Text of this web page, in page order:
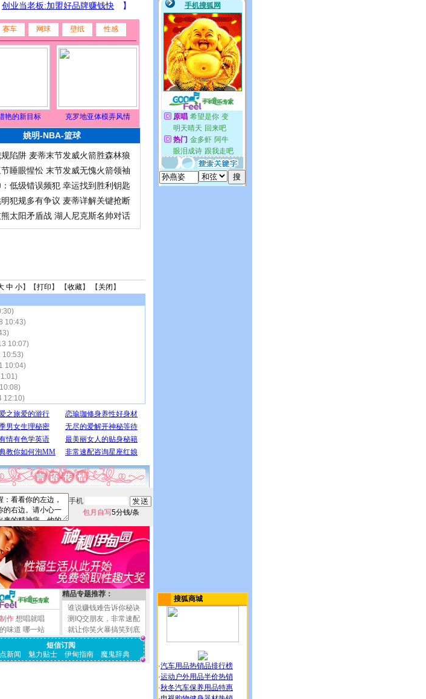
赛车 网球 壁纸 性感
艳的新目标 克罗地亚体模弄风情
姚明-NBA-篮球
陷阱 麦蒂末节发威火箭胜森林狼
睡眼惺忪 末节发威无愧火箭领袖
低级错误频犯 幸运找到胜利钥匙
犯规多有争议 麦蒂详解关键抢断
太阳矛盾战 湖人尼克斯名帅对话
中 小】【打印 】 【收藏】 【 关闭 】
10:43)
10:07)
10:53)
10:04)
12:10)
手机
包月自写5分钱/条
作 想唱就唱
味道 哪一站
精品专题推荐：
谁说赚钱难告诉你秘诀
测IQ交朋友，非常速配
就让你笑火暴搞笑到底
短信订阅
新闻
魅力贴士 伊甸指南 魔鬼辞典
搜狐商城
·汽车用品热销品排行榜
·运动户外用品半价热销
·秋冬汽车保养用品特惠